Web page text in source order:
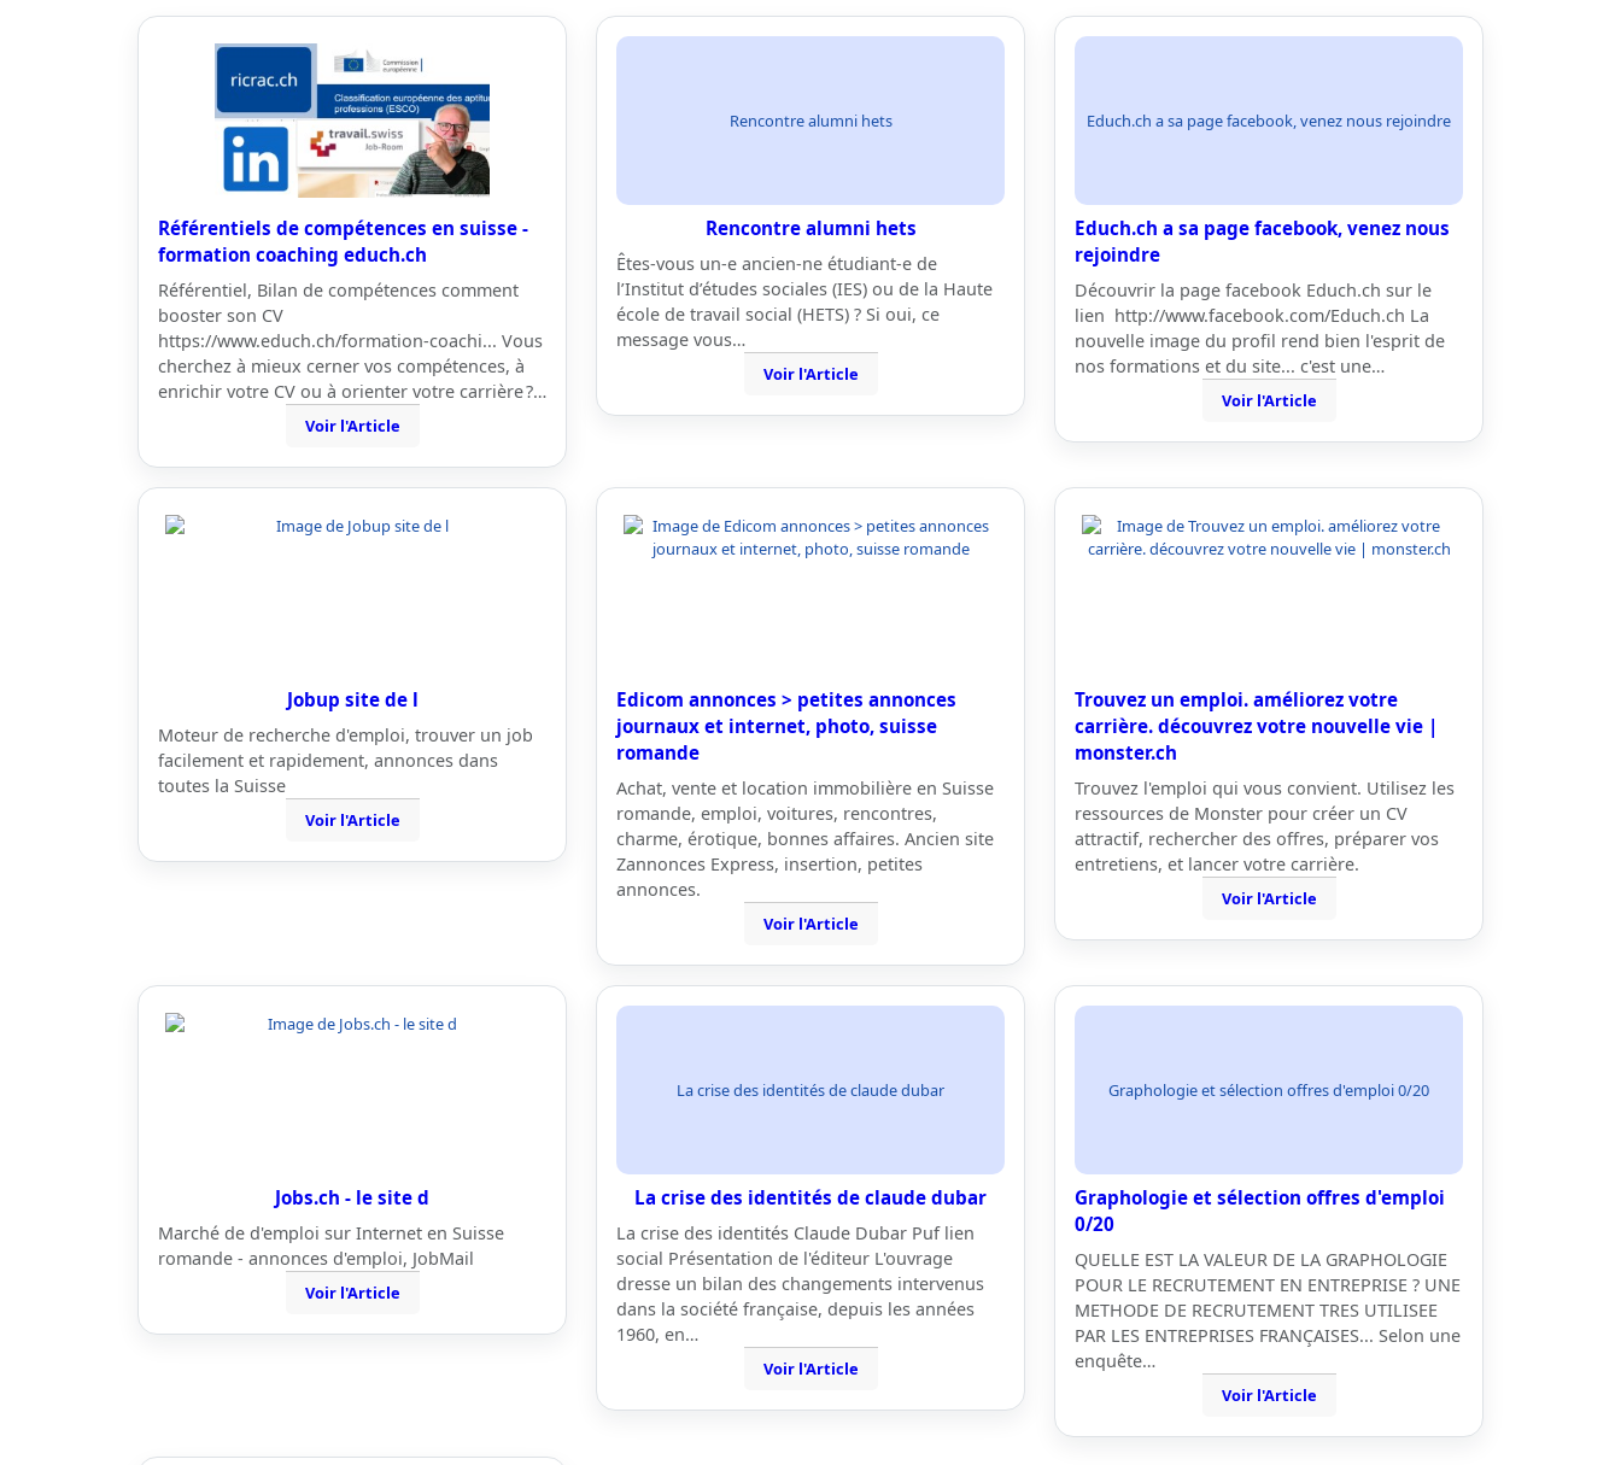
Référentiels de compétences en suisse -
formation coaching educh.ch
Référentiel, Bilan de compétences comment
booster son CV
https://www.educh.ch/formation-coachi... Vous
cherchez à mieux cerner vos compétences, à
enrichir votre CV ou à orienter votre carrière ?…
Voir l'Article
Rencontre alumni hets
Rencontre alumni hets
Êtes-vous un-e ancien-ne étudiant-e de
l’Institut d’études sociales (IES) ou de la Haute
école de travail social (HETS) ? Si oui, ce
message vous…
Voir l'Article
Educh.ch a sa page facebook, venez nous rejoindre
Educh.ch a sa page facebook, venez nous
rejoindre
Découvrir la page facebook Educh.ch sur le
lien http://www.facebook.com/Educh.ch La
nouvelle image du profil rend bien l'esprit de
nos formations et du site... c'est une…
Voir l'Article
Jobup site de l
Moteur de recherche d'emploi, trouver un job
facilement et rapidement, annonces dans
toutes la Suisse
Voir l'Article
Edicom annonces > petites annonces
journaux et internet, photo, suisse
romande
Achat, vente et location immobilière en Suisse
romande, emploi, voitures, rencontres,
charme, érotique, bonnes affaires. Ancien site
Zannonces Express, insertion, petites
annonces.
Voir l'Article
Trouvez un emploi. améliorez votre
carrière. découvrez votre nouvelle vie |
monster.ch
Trouvez l'emploi qui vous convient. Utilisez les
ressources de Monster pour créer un CV
attractif, rechercher des offres, préparer vos
entretiens, et lancer votre carrière.
Voir l'Article
Jobs.ch - le site d
Marché de d'emploi sur Internet en Suisse
romande - annonces d'emploi, JobMail
Voir l'Article
La crise des identités de claude dubar
La crise des identités de claude dubar
La crise des identités Claude Dubar Puf lien
social Présentation de l'éditeur L'ouvrage
dresse un bilan des changements intervenus
dans la société française, depuis les années
1960, en…
Voir l'Article
Graphologie et sélection offres d'emploi 0/20
Graphologie et sélection offres d'emploi
0/20
QUELLE EST LA VALEUR DE LA GRAPHOLOGIE
POUR LE RECRUTEMENT EN ENTREPRISE ? UNE
METHODE DE RECRUTEMENT TRES UTILISEE
PAR LES ENTREPRISES FRANÇAISES... Selon une
enquête…
Voir l'Article